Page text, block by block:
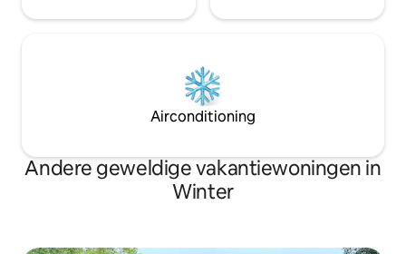
Airconditioning
Andere geweldige vakantiewoningen in
Winter